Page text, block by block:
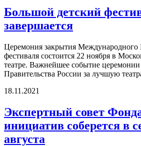
Большой детский
завершается
Церемония закрытия Международного
фестиваля состоится 22 ноября в
театре. Важнейшее событие
Правительства России за лучшую
18.11.2021
Экспертный совет
инициатив соберется в
августа